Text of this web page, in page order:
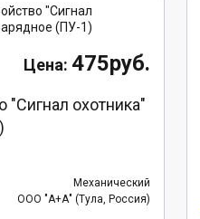
475руб.
"Сигнал охотника"
Механический
ООО "А+А" (Тула, Россия)